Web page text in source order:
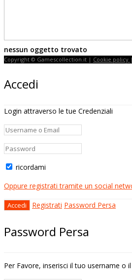
nessun oggetto trovato
Copyright © Gamescollection.it | Cookie policy |
Accedi
Login attraverso le tue Credenziali
ricordami
Oppure registrati tramite un social
Registrati Password Persa
Password Persa
Per Favore, inserisci il tuo username o